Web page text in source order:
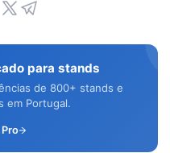
para stands
de 800+ stands e
em Portugal.